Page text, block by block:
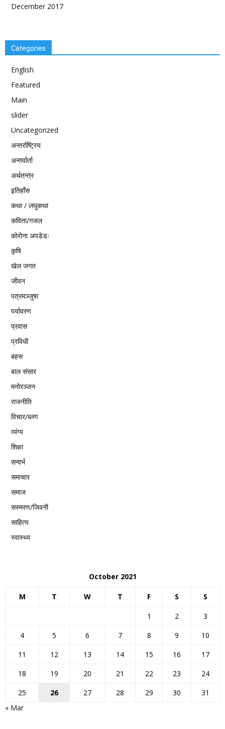
December 2017
Categories
English
Featured
Main
slider
Uncategorized
अन्तर्राष्ट्रिय
अन्तर्वार्ता
अर्थतन्त्र
इतिहाँस
कथा / लघुकथा
कविता/गजल
काेराेना अपडेडः
कृषि
खेल जगत
जीवन
पत्रमञ्जुषा
पर्यावरण
प्रवास
प्रविधी
बहस
बाल संसार
मनोरञ्जन
राजनीति
विचार/ब्लग
व्यंग्य
शिक्षा
सन्दर्भ
समाचार
समाज
सस्मरण/जिवनी
साहित्य
स्वास्थ्य
October 2021
M T W T F S S
1 2
3
4
5 6 7 8 9
10
11
12 13 14 15 16
17
18
19 20 21 22 23
24
25
26 27 28 29 30
31
« Mar